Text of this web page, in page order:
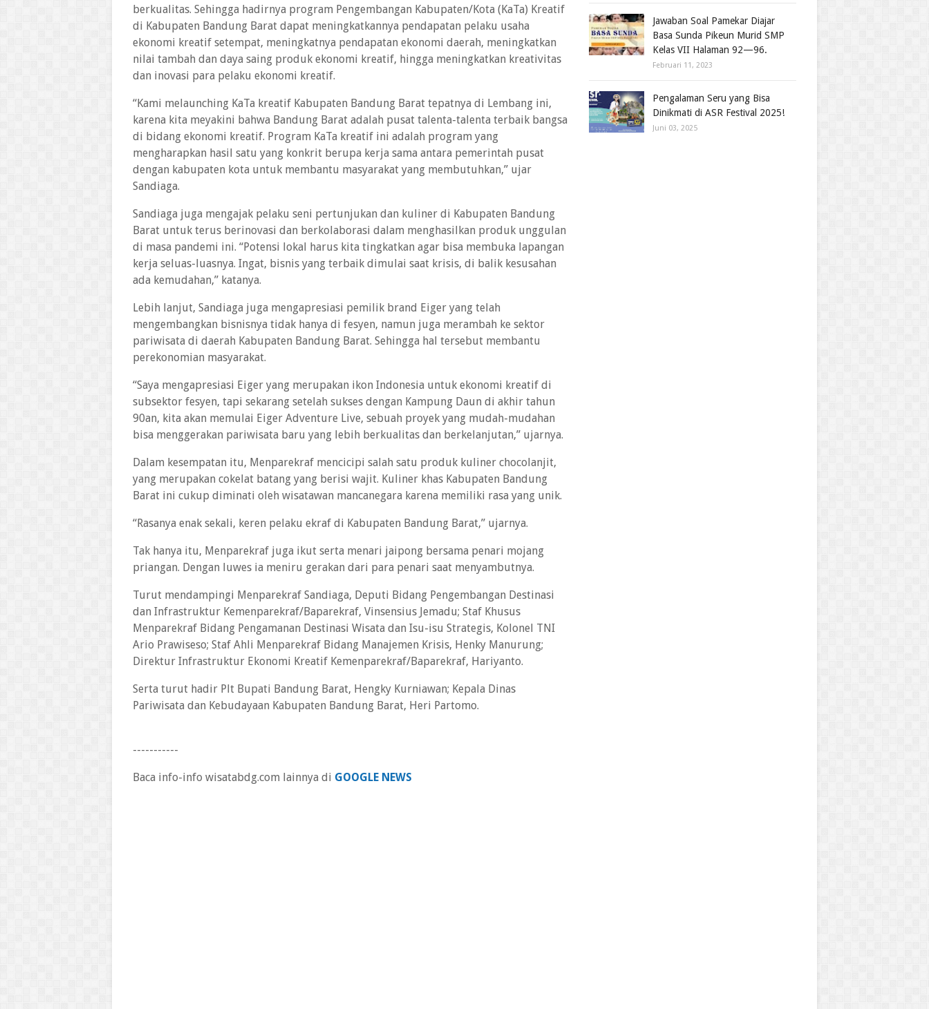
berkualitas. Sehingga hadirnya program Pengembangan Kabupaten/Kota (KaTa) Kreatif
di Kabupaten Bandung Barat dapat meningkatkannya pendapatan pelaku usaha
ekonomi kreatif setempat, meningkatnya pendapatan ekonomi daerah, meningkatkan
nilai tambah dan daya saing produk ekonomi kreatif, hingga meningkatkan kreativitas
dan inovasi para pelaku ekonomi kreatif.
“Kami melaunching KaTa kreatif Kabupaten Bandung Barat tepatnya di Lembang ini,
karena kita meyakini bahwa Bandung Barat adalah pusat talenta-talenta terbaik bangsa
di bidang ekonomi kreatif. Program KaTa kreatif ini adalah program yang
mengharapkan hasil satu yang konkrit berupa kerja sama antara pemerintah pusat
dengan kabupaten kota untuk membantu masyarakat yang membutuhkan,” ujar
Sandiaga.
Sandiaga juga mengajak pelaku seni pertunjukan dan kuliner di Kabupaten Bandung
Barat untuk terus berinovasi dan berkolaborasi dalam menghasilkan produk unggulan
di masa pandemi ini. “Potensi lokal harus kita tingkatkan agar bisa membuka lapangan
kerja seluas-luasnya. Ingat, bisnis yang terbaik dimulai saat krisis, di balik kesusahan
ada kemudahan,” katanya.
Lebih lanjut, Sandiaga juga mengapresiasi pemilik brand Eiger yang telah
mengembangkan bisnisnya tidak hanya di fesyen, namun juga merambah ke sektor
pariwisata di daerah Kabupaten Bandung Barat. Sehingga hal tersebut membantu
perekonomian masyarakat.
“Saya mengapresiasi Eiger yang merupakan ikon Indonesia untuk ekonomi kreatif di
subsektor fesyen, tapi sekarang setelah sukses dengan Kampung Daun di akhir tahun
90an, kita akan memulai Eiger Adventure Live, sebuah proyek yang mudah-mudahan
bisa menggerakan pariwisata baru yang lebih berkualitas dan berkelanjutan,” ujarnya.
Dalam kesempatan itu, Menparekraf mencicipi salah satu produk kuliner chocolanjit,
yang merupakan cokelat batang yang berisi wajit. Kuliner khas Kabupaten Bandung
Barat ini cukup diminati oleh wisatawan mancanegara karena memiliki rasa yang unik.
“Rasanya enak sekali, keren pelaku ekraf di Kabupaten Bandung Barat,” ujarnya.
Tak hanya itu, Menparekraf juga ikut serta menari jaipong bersama penari mojang
priangan. Dengan luwes ia meniru gerakan dari para penari saat menyambutnya.
Turut mendampingi Menparekraf Sandiaga, Deputi Bidang Pengembangan Destinasi
dan Infrastruktur Kemenparekraf/Baparekraf, Vinsensius Jemadu; Staf Khusus
Menparekraf Bidang Pengamanan Destinasi Wisata dan Isu-isu Strategis, Kolonel TNI
Ario Prawiseso; Staf Ahli Menparekraf Bidang Manajemen Krisis, Henky Manurung;
Direktur Infrastruktur Ekonomi Kreatif Kemenparekraf/Baparekraf, Hariyanto.
Serta turut hadir Plt Bupati Bandung Barat, Hengky Kurniawan; Kepala Dinas
Pariwisata dan Kebudayaan Kabupaten Bandung Barat, Heri Partomo.
-----------
Baca info-info wisatabdg.com lainnya di GOOGLE NEWS
Jawaban Soal Pamekar Diajar
Basa Sunda Pikeun Murid SMP
Kelas VII Halaman 92—96.
Februari 11, 2023
Pengalaman Seru yang Bisa
Dinikmati di ASR Festival 2025!
Juni 03, 2025